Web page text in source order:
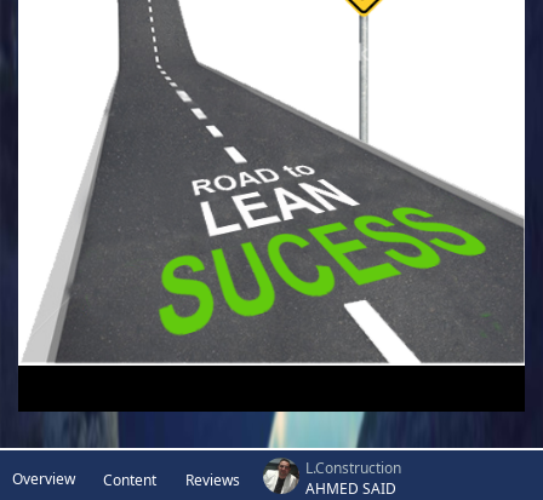
Overview Content Reviews
L.Construction
AHMED SAID